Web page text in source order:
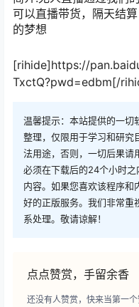
可以直播带货，隔天结
的梦想
[rihide]https://
TxctQ?pwd=edbm[/
温馨提示：本站提供的一切
整理，仅限用于学习和研究
法用途，否则，一切后果请
必须在下载后的24个小时
内容。如果您喜欢该程序和
好的正版服务。我们非常重
系处理。敬请谅解！
点点赞赏，手留余香
还没有人赞赏，快来当第一个